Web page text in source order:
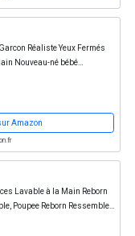
Réaliste Yeux Fermés
Nouveau-né bébé
Amazon
Lavable à la Main Reborn
Poupee Reborn Ressemble à